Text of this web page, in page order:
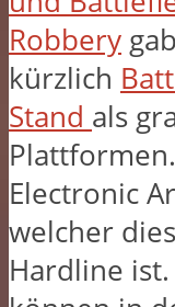
Robbery
kürzlich
Stand als
Electronic
welcher
Hardline